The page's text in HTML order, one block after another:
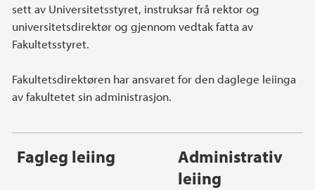
sett av Universitetsstyret, instruksar frå rektor og
universitetsdirektør og gjennom vedtak fatta av
Fakultetsstyret.
Fakultetsdirektøren har ansvaret for den daglege leiinga
av fakultetet sin administrasjon.
Fagleg leiing
Administrativ
leiing